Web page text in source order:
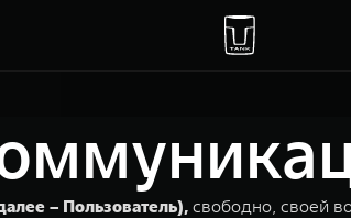
– Пользователь),свободно, своей